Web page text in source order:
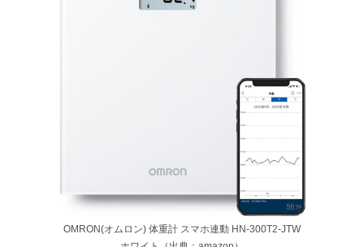
OMRON(オムロン) 体重計 スマホ連動 HN-300T2-JTW